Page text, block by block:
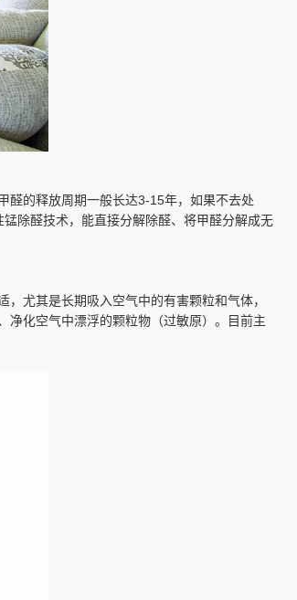
醛的释放周期一般长达3-15年，如果不去处
除醛技术，能直接分解除醛、将甲醛分解成无
尤其是长期吸入空气中的有害颗粒和气体，
净化空气中漂浮的颗粒物（过敏原）。目前主